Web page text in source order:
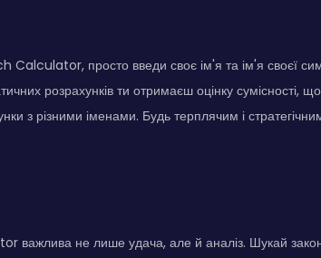
просто введи своє ім'я та ім'я своєї
розрахунків ти отримаєш оцінку сумісності,
з різними іменами. Будь терплячим і
не лише удача, але й аналіз. Шукай